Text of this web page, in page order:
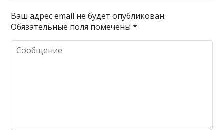
Ваш адрес email не будет опубликован.
Обязательные поля помечены*